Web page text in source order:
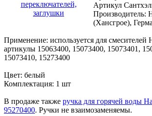
переключателей,
заглушки
Артикул
Производитель:
(Хансгрое),
Применение: используется для смесителей
артикулы 15063400, 15073400, 15073401,
15073410, 15273400
Цвет: белый
Комплектация: 1 шт
В продаже также ручка для горячей воды
95270400. Ручки не взаимозаменяемы.